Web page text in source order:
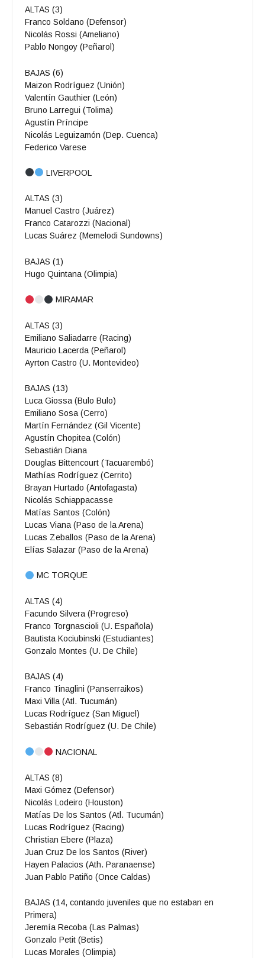
ALTAS (3)
Franco Soldano (Defensor)
Nicolás Rossi (Ameliano)
Pablo Nongoy (Peñarol)
BAJAS (6)
Maizon Rodríguez (Unión)
Valentín Gauthier (León)
Bruno Larregui (Tolima)
Agustín Príncipe
Nicolás Leguizamón (Dep. Cuenca)
Federico Varese
LIVERPOOL
ALTAS (3)
Manuel Castro (Juárez)
Franco Catarozzi (Nacional)
Lucas Suárez (Memelodi Sundowns)
BAJAS (1)
Hugo Quintana (Olimpia)
MIRAMAR
ALTAS (3)
Emiliano Saliadarre (Racing)
Mauricio Lacerda (Peñarol)
Ayrton Castro (U. Montevideo)
BAJAS (13)
Luca Giossa (Bulo Bulo)
Emiliano Sosa (Cerro)
Martín Fernández (Gil Vicente)
Agustín Chopitea (Colón)
Sebastián Diana
Douglas Bittencourt (Tacuarembó)
Mathías Rodríguez (Cerrito)
Brayan Hurtado (Antofagasta)
Nicolás Schiappacasse
Matías Santos (Colón)
Lucas Viana (Paso de la Arena)
Lucas Zeballos (Paso de la Arena)
Elías Salazar (Paso de la Arena)
MC TORQUE
ALTAS (4)
Facundo Silvera (Progreso)
Franco Torgnascioli (U. Española)
Bautista Kociubinski (Estudiantes)
Gonzalo Montes (U. De Chile)
BAJAS (4)
Franco Tinaglini (Panserraikos)
Maxi Villa (Atl. Tucumán)
Lucas Rodríguez (San Miguel)
Sebastián Rodríguez (U. De Chile)
NACIONAL
ALTAS (8)
Maxi Gómez (Defensor)
Nicolás Lodeiro (Houston)
Matías De los Santos (Atl. Tucumán)
Lucas Rodríguez (Racing)
Christian Ebere (Plaza)
Juan Cruz De los Santos (River)
Hayen Palacios (Ath. Paranaense)
Juan Pablo Patiño (Once Caldas)
BAJAS (14, contando juveniles que no estaban en
Primera)
Jeremía Recoba (Las Palmas)
Gonzalo Petit (Betis)
Lucas Morales (Olimpia)